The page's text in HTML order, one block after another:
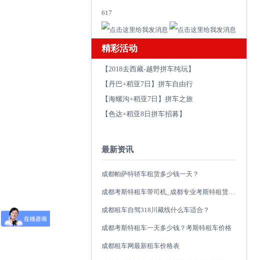
617
精彩活动
【2018去西藏-越野拼车纯玩】
【丹巴+稻亚7日】拼车自由行
【海螺沟+稻亚7日】拼车之旅
【色达+稻亚8日拼车招募】
最新资讯
成都帕萨特轿车租赁多少钱一天？
成都考斯特租车带司机_成都专业考斯特租赁平台
成都租车自驾318川藏线什么车适合？
成都考斯特租车一天多少钱？考斯特租车价格
成都租车网最新租车价格表